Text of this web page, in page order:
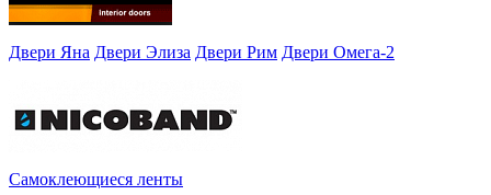
Двери Яна Двери Элиза Двери Рим Двери Омега-2
Самоклеющиеся ленты